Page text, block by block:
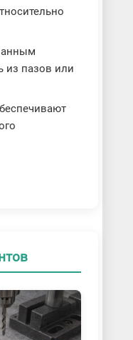
из пазов или